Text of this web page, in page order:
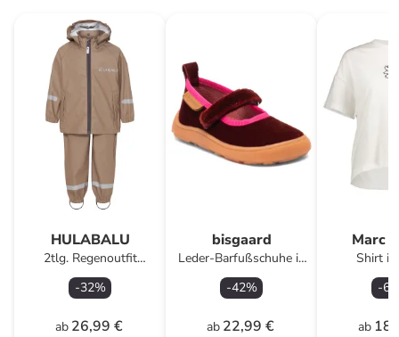
HULABALU
2tlg. Regenoutfit
"Storm" in Beige
-32%
ab 26,99 €
bisgaard
Leder-Barfußschuhe in
Rot
-42%
ab 22,99 €
Marc
Shirt
-61
ab